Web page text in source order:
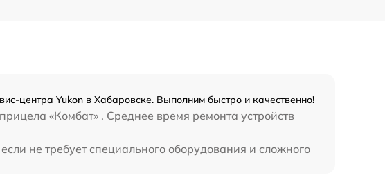
центра Yukon в Хабаровске. Выполним быстро и качественно!
«Комбат» . Среднее время ремонта устройств
не требует специального оборудования и сложного